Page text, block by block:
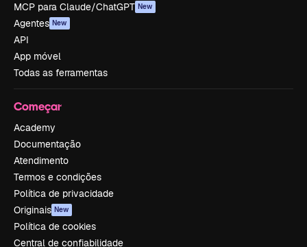
MCP para Claude/ChatGPT New
Agentes New
API
App móvel
Todas as ferramentas
Começar
Academy
Documentação
Atendimento
Termos e condições
Política de privacidade
Originais New
Política de cookies
Central de confiabilidade